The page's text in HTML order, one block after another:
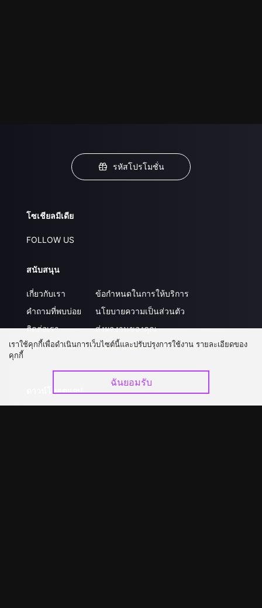
รหัสโปรโมชั่น
โซเชียลมีเดีย
FOLLOW US
สนับสนุน
เกี่ยวกับเรา
คำถามที่พบบ่อย
ติดต่อเรา
อัปเกรด วีไอพี
ข้อกำหนดในการให้บริการ
นโยบายความเป็นส่วนตัว
ส่งผลงานของคุณ
ร่วมงานกับเรา
ดาวน์โหลดแอป
เราใช้คุกกี้เพื่อดำเนินการเว็บไซต์นี้และปรับปรุงการใช้งาน รายละเอียดของ
คุกกี้
ฉันยอมรับ